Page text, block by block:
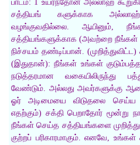
பாடம்: 1 உயர்ந்தோன் அல்லாஹ்
சத்தியங் களுக்காக
வழங்குவதில்லை. ஆயினும்,
சத்தியங்களுக்காக (அவற்றை நீங்கள்
நிச்சயம் தண்டிப்பான்.
(இதுதான்): நீங்கள் உங்கள்
நடுத்தரமான வகையிலிருந்து
வேண்டும். அல்லது அவர்களுக்கு
ஓர் அடிமையை விடுதலை
எதற்கும்) சக்தி பெறாதோர் மூன்று
நீங்கள் செய்த சத்தியங்களை
குற்றப் பரிகாரமாகும். எனவே,